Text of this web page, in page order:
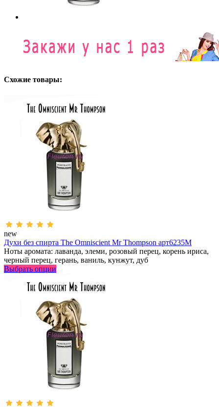
Схожие товары:
new
Духи без спирта The Omniscient Mr Thompson арт6235M
Ноты аромата: лаванда, элеми, розовый перец, корень ириса,
черный перец, герань, ваниль, кунжут, дуб
Выбрать опции